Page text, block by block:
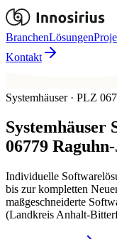
BranchenLösungen
Kontakt
Systemhäuser · PLZ
Systemhäuser
06779
Individuelle
bis zur kompletten
maßgeschneiderte
(Landkreis Anhalt-